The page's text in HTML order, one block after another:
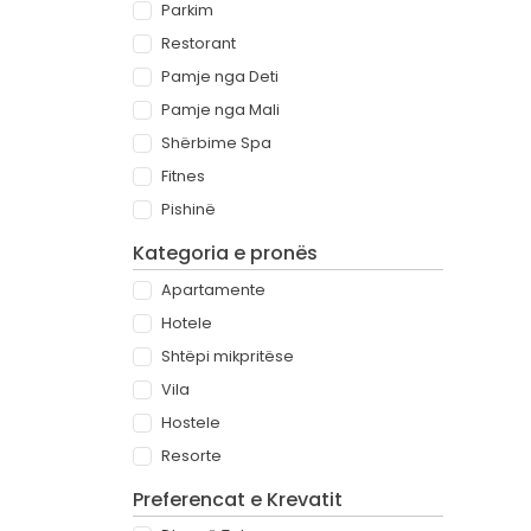
Parkim
Restorant
Pamje nga Deti
Pamje nga Mali
Shërbime Spa
Fitnes
Pishinë
Kategoria e pronës
Apartamente
Hotele
Shtëpi mikpritëse
Vila
Hostele
Resorte
Preferencat e Krevatit